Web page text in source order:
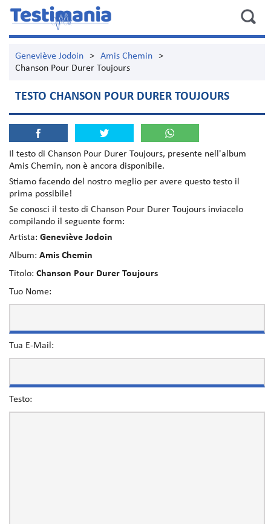
Geneviève Jodoin > Amis Chemin
>
Chanson Pour Durer Toujours
TESTO CHANSON POUR DURER TOUJOURS
Il testo di Chanson Pour Durer Toujours, presente nell'album
Amis Chemin, non è ancora disponibile.
Stiamo facendo del nostro meglio per avere questo testo il
prima possibile!
Se conosci il testo di Chanson Pour Durer Toujours inviacelo
compilando il seguente form:
Artista: Geneviève Jodoin
Album: Amis Chemin
Titolo: Chanson Pour Durer Toujours
Tuo Nome:
Tua E-Mail:
Testo: